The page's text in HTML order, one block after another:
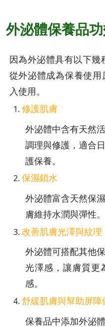
外泌體保養品
因為外泌體具有以下幾
從外泌體成為保養使
入使用。
修護肌膚
外泌體中含有天然
調理與修護，適合
護保養。
保濕鎖水
外泌體富含天然保
膚維持水潤與彈性。
改善肌膚光澤與紋理
外泌體可搭配其他
光澤感，讓膚質更
感。
舒緩肌膚與幫助屏障
保養品中添加外泌